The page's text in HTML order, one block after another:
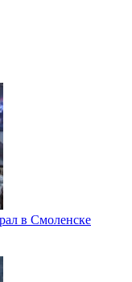
в Смоленске